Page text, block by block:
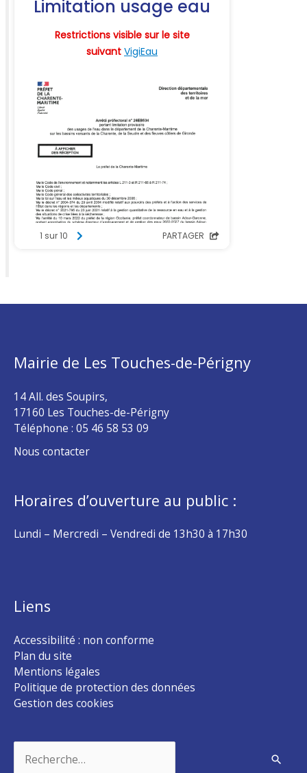
Mairie de Les Touches-de-Périgny
14 All. des Soupirs,
17160 Les Touches-de-Périgny
Téléphone : 05 46 58 53 09
Nous contacter
Horaires d’ouverture au public :
Lundi – Mercredi – Vendredi de 13h30 à 17h30
Liens
Accessibilité : non conforme
Plan du site
Mentions légales
Politique de protection des données
Gestion des cookies